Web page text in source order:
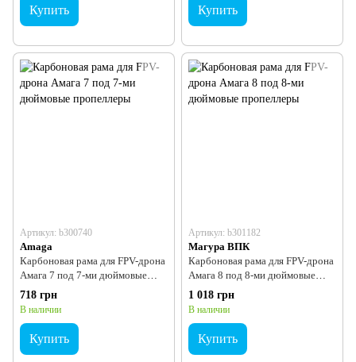
Купить Купить
Артикул: b300740
Amaga
Карбоновая рама для FPV-дрона
Амага 7 под 7-ми дюймовые
пропеллеры
718 грн
В наличии
Купить
Артикул: b301182
Магура ВПК
Карбоновая рама для FPV-дрона
Амага 8 под 8-ми дюймовые
пропеллеры
1 018 грн
В наличии
Купить